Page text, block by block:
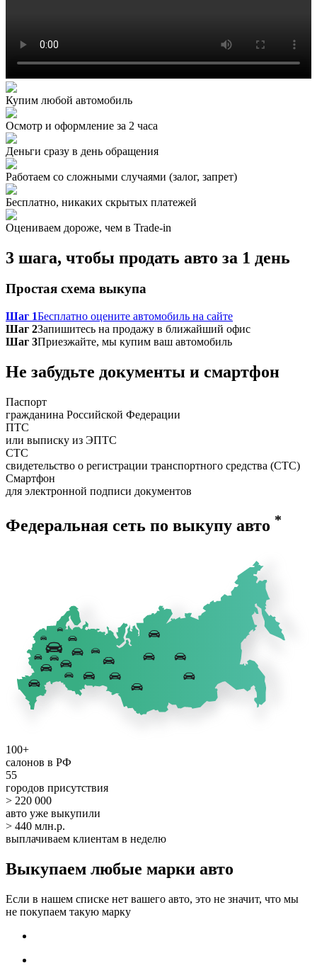
Купим любой автомобиль
Осмотр и оформление за 2 часа
Деньги сразу в день обращения
Работаем со сложными случаями (залог, запрет)
Бесплатно, никаких скрытых платежей
Оцениваем дороже, чем в Trade‑in
3 шага, чтобы продать авто за 1 день
Простая схема выкупа
Шаг 1Бесплатно оцените автомобиль на сайте
Шаг 2Запишитесь на продажу в ближайший офис
Шаг 3Приезжайте, мы купим ваш автомобиль
Не забудьте документы и смартфон
Паспорт
гражданина Российской Федерации
ПТС
или выписку из ЭПТС
СТС
свидетельство о регистрации транспортного средства (СТС)
Смартфон
для электронной подписи документов
Федеральная сеть по выкупу авто *
100+
салонов в РФ
55
городов присутствия
> 220 000
авто уже выкупили
> 440 млн.р.
выплачиваем клиентам в неделю
Выкупаем любые марки авто
Если в нашем списке нет вашего авто, это не значит, что мы
не покупаем такую марку